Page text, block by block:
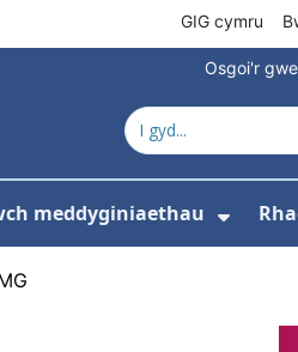
GIG cymru
Osgoi'r
meddyginiaethau